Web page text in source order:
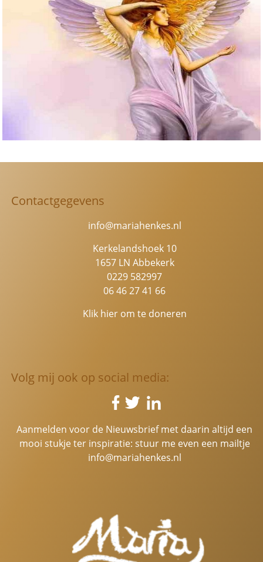
Contactgegevens
info@mariahenkes.nl
Kerkelandshoek 10
1657 LN Abbekerk
0229 582997
06 46 27 41 66
Klik hier om te doneren
Volg mij ook op social media:
Aanmelden voor de Nieuwsbrief met daarin altijd een
mooi stukje ter inspiratie: stuur me even een mailtje
info@mariahenkes.nl